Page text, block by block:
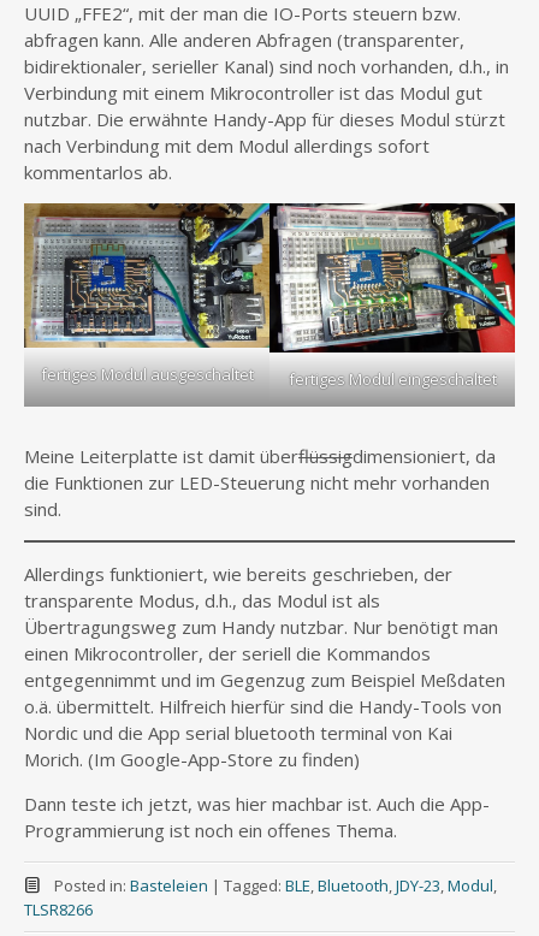
UUID „FFE2“, mit der man die IO-Ports steuern bzw.
abfragen kann. Alle anderen Abfragen (transparenter,
bidirektionaler, serieller Kanal) sind noch vorhanden, d.h., in
Verbindung mit einem Mikrocontroller ist das Modul gut
nutzbar. Die erwähnte Handy-App für dieses Modul stürzt
nach Verbindung mit dem Modul allerdings sofort
kommentarlos ab.
fertiges Modul ausgeschaltet fertiges Modul eingeschaltet
Meine Leiterplatte ist damit überflüssigdimensioniert, da
die Funktionen zur LED-Steuerung nicht mehr vorhanden
sind.
Allerdings funktioniert, wie bereits geschrieben, der
transparente Modus, d.h., das Modul ist als
Übertragungsweg zum Handy nutzbar. Nur benötigt man
einen Mikrocontroller, der seriell die Kommandos
entgegennimmt und im Gegenzug zum Beispiel Meßdaten
o.ä. übermittelt. Hilfreich hierfür sind die Handy-Tools von
Nordic und die App serial bluetooth terminal von Kai
Morich. (Im Google-App-Store zu finden)
Dann teste ich jetzt, was hier machbar ist. Auch die App-
Programmierung ist noch ein offenes Thema.
Posted in: Basteleien | Tagged: BLE,Bluetooth,JDY-23,Modul,
TLSR8266